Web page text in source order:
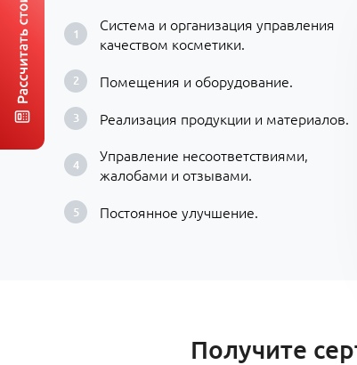
Система и организация управления
качеством косметики.
Помещения и оборудование.
Реализация продукции и материалов.
Управление несоответствиями,
жалобами и отзывами.
Постоянное улучшение.
​Получите